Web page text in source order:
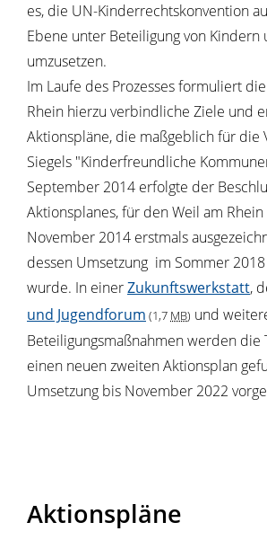
es, die UN-Kinder­rechts­konvention
Ebene unter Beteiligung von Kindern
umzusetzen.
Im Laufe des Prozesses formuliert
Rhein hierzu verbindliche Ziele und
Aktionspläne, die maßgeblich für die
Siegels "Kinderfreundliche
September 2014 erfolgte der
Aktionsplanes, für den Weil am Rhein
November 2014 erstmals
dessen Umsetzung im Sommer
wurde. In einerZukunftswerkstatt,
und Jugendforum (1,7 MB) und
Beteiligungsmaßnahmen werden die
einen neuen zweiten Aktionsplan
Umsetzung bis November 2022
Aktionspläne